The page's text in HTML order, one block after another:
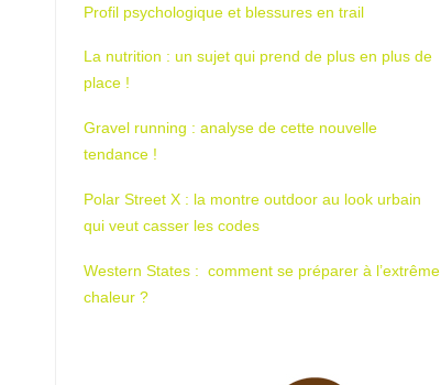
Profil psychologique et blessures en trail
La nutrition : un sujet qui prend de plus en plus de
place !
Gravel running : analyse de cette nouvelle
tendance !
Polar Street X : la montre outdoor au look urbain
qui veut casser les codes
Western States : comment se préparer à l’extrême
chaleur ?